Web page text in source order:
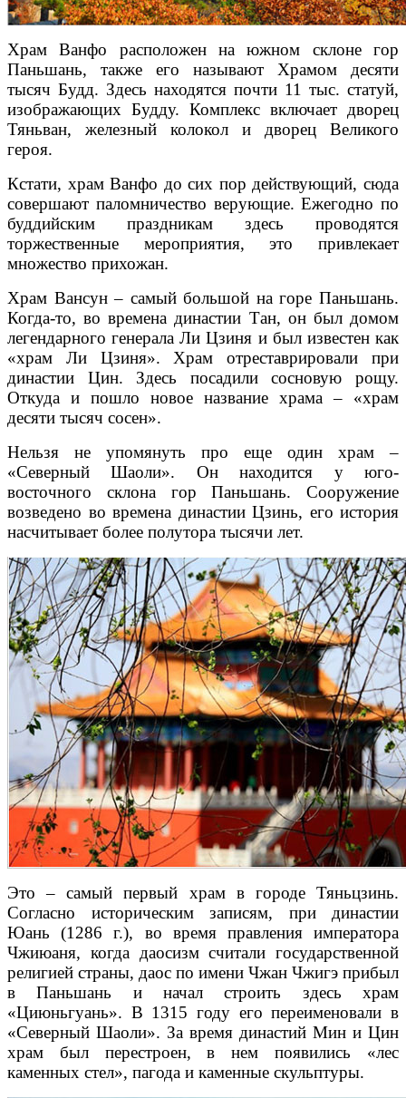
Храм Ванфо расположен на южном склоне гор
Паньшань, также его называют Храмом десяти
тысяч Будд. Здесь находятся почти 11 тыс. статуй,
изображающих Будду. Комплекс включает дворец
Тяньван, железный колокол и дворец Великого
героя.
Кстати, храм Ванфо до сих пор действующий, сюда
совершают паломничество верующие. Ежегодно по
буддийским праздникам здесь проводятся
торжественные мероприятия, это привлекает
множество прихожан.
Храм Вансун – самый большой на горе Паньшань.
Когда-то, во времена династии Тан, он был домом
легендарного генерала Ли Цзиня и был известен как
«храм Ли Цзиня». Храм отреставрировали при
династии Цин. Здесь посадили сосновую рощу.
Откуда и пошло новое название храма – «храм
десяти тысяч сосен».
Нельзя не упомянуть про еще один храм –
«Северный Шаоли». Он находится у юго-
восточного склона гор Паньшань. Сооружение
возведено во времена династии Цзинь, его история
насчитывает более полутора тысячи лет.
Это – самый первый храм в городе Тяньцзинь.
Согласно историческим записям, при династии
Юань (1286 г.), во время правления императора
Чжиюаня, когда даосизм считали государственной
религией страны, даос по имени Чжан Чжигэ прибыл
в Паньшань и начал строить здесь храм
«Циюньгуань». В 1315 году его переименовали в
«Северный Шаоли». За время династий Мин и Цин
храм был перестроен, в нем появились «лес
каменных стел», пагода и каменные скульптуры.